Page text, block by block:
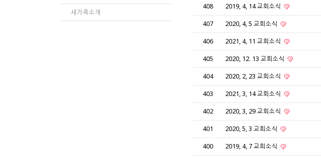
새가족소개
408 2019, 4, 14 교회소식
407 2020, 4, 5 교회소식
406 2021, 4, 11 교회소식
405 2020, 12. 13 교회소식
404 2020, 2, 23 교회소식
403 2021, 3, 14 교회소식
402 2020, 3, 29 교회소식
401 2020, 5, 3 교회소식
400 2019, 4, 7 교회소식